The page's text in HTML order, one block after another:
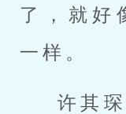
了，就好
一样。
许其